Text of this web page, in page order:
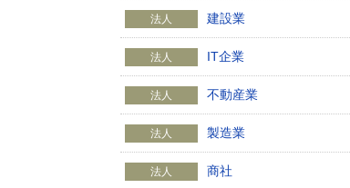
法人 建設業
法人 IT企業
法人 不動産業
法人 製造業
法人 商社